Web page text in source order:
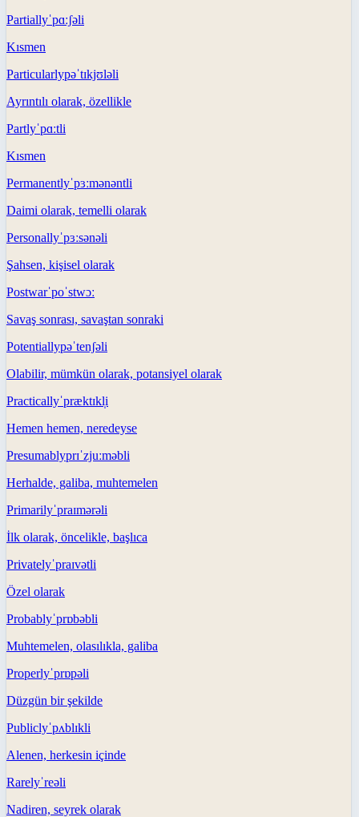
Partiallyˈpɑːʃəli
Kısmen
Particularlypəˈtɪkjʊləli
Ayrıntılı olarak, özellikle
Partlyˈpɑːtli
Kısmen
Permanentlyˈpɜːmənəntli
Daimi olarak, temelli olarak
Personallyˈpɜːsənəli
Şahsen, kişisel olarak
Postwarˈpoˈstwɔː
Savaş sonrası, savaştan sonraki
Potentiallypəˈtenʃəli
Olabilir, mümkün olarak, potansiyel olarak
Practicallyˈpræktɪkl̩i
Hemen hemen, neredeyse
Presumablyprɪˈzjuːməbli
Herhalde, galiba, muhtemelen
Primarilyˈpraɪmərəli
İlk olarak, öncelikle, başlıca
Privatelyˈpraɪvətli
Özel olarak
Probablyˈprɒbəbli
Muhtemelen, olasılıkla, galiba
Properlyˈprɒpəli
Düzgün bir şekilde
Publiclyˈpʌblɪkli
Alenen, herkesin içinde
Rarelyˈreəli
Nadiren, seyrek olarak